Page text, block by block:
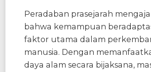
Peradaban prasejarah
bahwa kemampuan
faktor utama dalam
manusia. Dengan
daya alam secara bijaksana,